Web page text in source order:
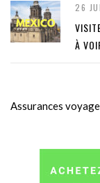
26
À
Assurances voyage